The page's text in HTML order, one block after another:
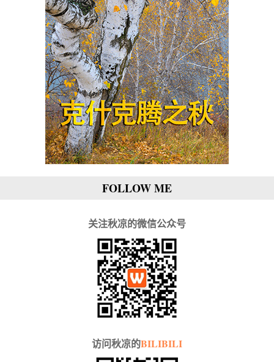
FOLLOW ME
关注秋凉的微信公众号
访问秋凉的BILIBILI